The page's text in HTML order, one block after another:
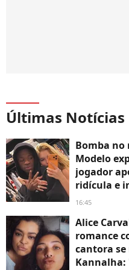
Últimas Notícias
Bomba no
Modelo
jogador
ridícula e
16:45
Alice
romance
cantora se
Kannalha: